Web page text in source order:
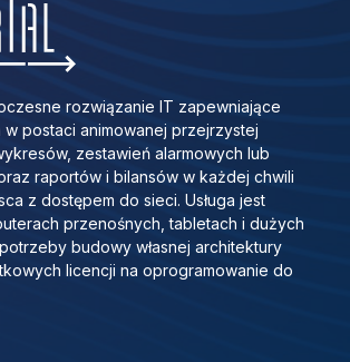
rozwiązanie IT zapewniające
postaci animowanej przejrzystej
zestawień alarmowych lub
raportów i bilansów w każdej chwili
z dostępem do sieci. Usługa jest
przenośnych, tabletach i dużych
budowy własnej architektury
licencji na oprogramowanie do